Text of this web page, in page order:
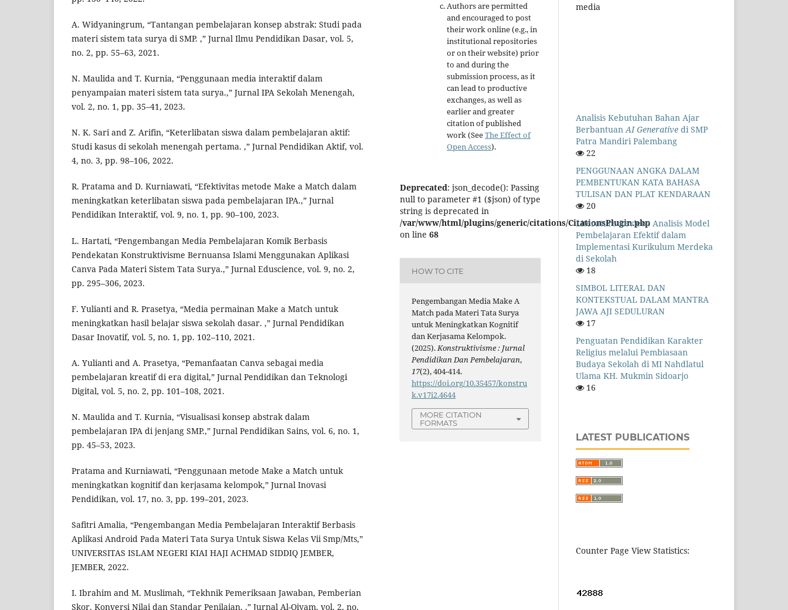
A. Widyaningrum, “Tantangan pembelajaran konsep abstrak: Studi pada
materi sistem tata surya di SMP. ,” Jurnal Ilmu Pendidikan Dasar, vol. 5,
no. 2, pp. 55–63, 2021.
N. Maulida and T. Kurnia, “Penggunaan media interaktif dalam
penyampaian materi sistem tata surya.,” Jurnal IPA Sekolah Menengah,
vol. 2, no. 1, pp. 35–41, 2023.
N. K. Sari and Z. Arifin, “Keterlibatan siswa dalam pembelajaran aktif:
Studi kasus di sekolah menengah pertama. ,” Jurnal Pendidikan Aktif, vol.
4, no. 3, pp. 98–106, 2022.
R. Pratama and D. Kurniawati, “Efektivitas metode Make a Match dalam
meningkatkan keterlibatan siswa pada pembelajaran IPA.,” Jurnal
Pendidikan Interaktif, vol. 9, no. 1, pp. 90–100, 2023.
L. Hartati, “Pengembangan Media Pembelajaran Komik Berbasis
Pendekatan Konstruktivisme Bernuansa Islami Menggunakan Aplikasi
Canva Pada Materi Sistem Tata Surya.,” Jurnal Eduscience, vol. 9, no. 2,
pp. 295–306, 2023.
F. Yulianti and R. Prasetya, “Media permainan Make a Match untuk
meningkatkan hasil belajar siswa sekolah dasar. ,” Jurnal Pendidikan
Dasar Inovatif, vol. 5, no. 1, pp. 102–110, 2021.
A. Yulianti and A. Prasetya, “Pemanfaatan Canva sebagai media
pembelajaran kreatif di era digital,” Jurnal Pendidikan dan Teknologi
Digital, vol. 5, no. 2, pp. 101–108, 2021.
N. Maulida and T. Kurnia, “Visualisasi konsep abstrak dalam
pembelajaran IPA di jenjang SMP.,” Jurnal Pendidikan Sains, vol. 6, no. 1,
pp. 45–53, 2023.
Pratama and Kurniawati, “Penggunaan metode Make a Match untuk
meningkatkan kognitif dan kerjasama kelompok,” Jurnal Inovasi
Pendidikan, vol. 17, no. 3, pp. 199–201, 2023.
Safitri Amalia, “Pengembangan Media Pembelajaran Interaktif Berbasis
Aplikasi Android Pada Materi Tata Surya Untuk Siswa Kelas Vii Smp/Mts,”
UNIVERSITAS ISLAM NEGERI KIAI HAJI ACHMAD SIDDIQ JEMBER,
JEMBER, 2022.
I. Ibrahim and M. Muslimah, “Tekhnik Pemeriksaan Jawaban, Pemberian
Skor, Konversi Nilai dan Standar Penilaian. ,” Jurnal Al-Qiyam, vol. 2, no.
Authors are permitted
and encouraged to post
their work online (e.g., in
institutional repositories
or on their website) prior
to and during the
submission process, as it
can lead to productive
exchanges, as well as
earlier and greater
citation of published
work (SeeThe Effect of
Open Access).
Deprecated: json_decode(): Passing
null to parameter #1 ($json) of type
string is deprecated in
/var/www/html/plugins/generic/citations/CitationsPlugin.php
on line 68
HOW TO CITE
Pengembangan Media Make A
Match pada Materi Tata Surya
untuk Meningkatkan Kognitif
dan Kerjasama Kelompok.
(2025).Konstruktivisme : Jurnal
Pendidikan Dan Pembelajaran,
17(2), 404-414.
https://doi.org/10.35457/konstru
k.v17i2.4644
MORE CITATION
FORMATS
media
Analisis Kebutuhan Bahan Ajar
BerbantuanAI Generative di SMP
Patra Mandiri Palembang
22
PENGGUNAAN ANGKA DALAM
PEMBENTUKAN KATA BAHASA
TULISAN DAN PLAT KENDARAAN
20
Literature Review: Analisis Model
Pembelajaran Efektif dalam
Implementasi Kurikulum Merdeka
di Sekolah
18
SIMBOL LITERAL DAN
KONTEKSTUAL DALAM MANTRA
JAWA AJI SEDULURAN
17
Penguatan Pendidikan Karakter
Religius melalui Pembiasaan
Budaya Sekolah di MI Nahdlatul
Ulama KH. Mukmin Sidoarjo
16
LATEST PUBLICATIONS
Counter Page View Statistics: